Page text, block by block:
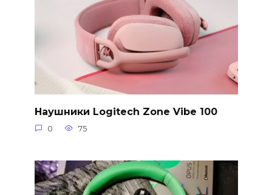
Наушники Logitech Zone Vibe 100
0 75